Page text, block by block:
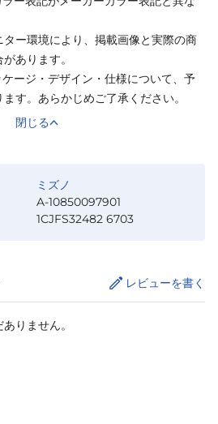
ー環境により、掲載画像と実際の商
あります。
ージ・デザイン・仕様について、予
す。あらかじめご了承ください。
閉じる
ミズノ
A-10850097901
1CJFS32482 6703
レビューを書く
りません。